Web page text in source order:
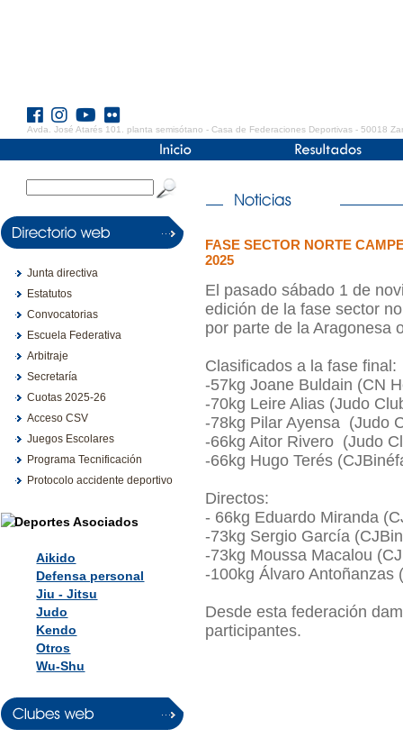
Avda. José Atarés 101. planta semisótano - Casa de Federaciones Deportivas - 50018
Junta directiva
Estatutos
Convocatorias
Escuela Federativa
Arbitraje
Secretaría
Cuotas 2025-26
Acceso CSV
Juegos Escolares
Programa Tecnificación
Protocolo accidente deportivo
Aikido
Defensa personal
Jiu - Jitsu
Judo
Kendo
Otros
Wu-Shu
FASE SECTOR NORTE
2025
El pasado sábado 1 de
edición de la fase sector
por parte de la Aragonesa
Clasificados a la fase final:
-57kg Joane Buldain (CN
-70kg Leire Alias (Judo
-78kg Pilar Ayensa (Judo
-66kg Aitor Rivero (Judo
-66kg Hugo Terés
Directos:
- 66kg Eduardo Miranda
-73kg Sergio García
-73kg Moussa Macalou
-100kg Álvaro Antoñanzas
Desde esta federación
participantes.